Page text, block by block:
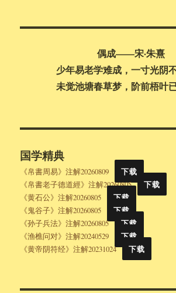
偶成——宋·朱熹
少年易老学难成，一寸光阴不
未觉池塘春草梦，阶前梧叶已
国学精典
《帛書周易》注解20260809
下载
《帛書老子德道經》注解20260805
下载
《黄石公》注解20260805
下载
《鬼谷子》注解20260805
下载
《孙子兵法》注解20260805
下载
《渔樵问对》注解20240529
下载
《黄帝阴符经》注解20231024
下载